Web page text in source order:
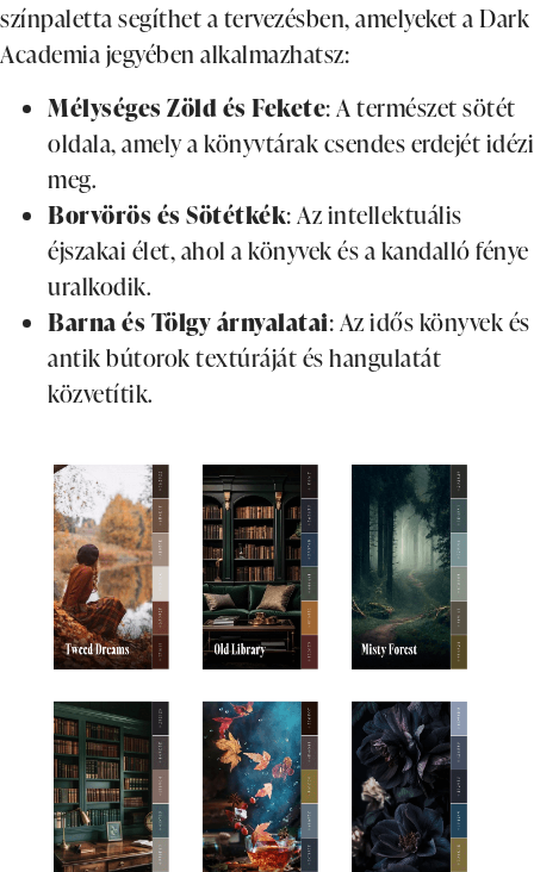
színpaletta segíthet a tervezésben, amelyeket a Dark
Academia jegyében alkalmazhatsz:
Mélységes Zöld és Fekete: A természet sötét
oldala, amely a könyvtárak csendes erdejét idézi
meg.
Borvörös és Sötétkék: Az intellektuális
éjszakai élet, ahol a könyvek és a kandalló fénye
uralkodik.
Barna és Tölgy árnyalatai: Az idős könyvek és
antik bútorok textúráját és hangulatát
közvetítik.